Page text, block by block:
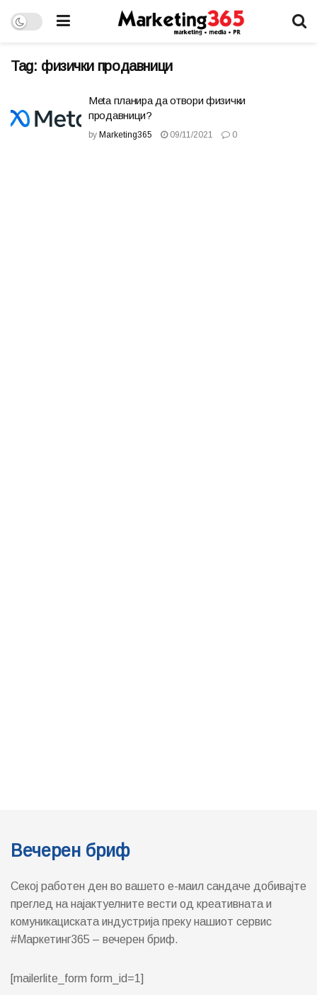
Tag: физички продавници
Meta планира да отвори физички
продавници?
by Marketing365 09/11/2021 0
Вечерен бриф
Секој работен ден во вашето е-маил сандаче добивајте
преглед на најактуелните вести од креативната и
комуникациската индустрија преку нашиот сервис
#Маркетинг365 – вечерен бриф.
[mailerlite_form form_id=1]